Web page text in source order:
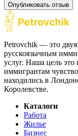
Опубликовать отзыв
Petrovchik — это
русскоязычным
услуг. Наша цель это
иммигрантам
находились в
Королевстве.
Каталоги
Работа
Жилье
Бизнес